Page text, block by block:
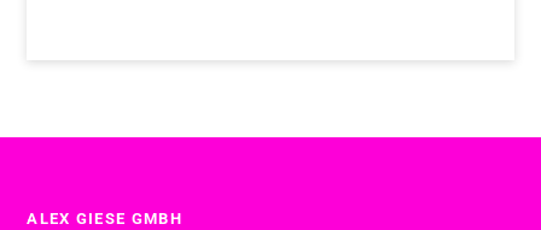
ALEX GIESE GMBH